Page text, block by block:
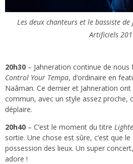
Les deux chanteurs et le bassiste
Artificiels
20h30 – Jahneration continue de
Control Your Tempa, d’ordinaire en
Naâman. Ce dernier et Jahneration ont
commun, avec un style assez proche,
déplaire.
20h40 – C’est le moment du titre
sortie. Une chose est sûre, c’est que
possession des lieux. Un super
adore !